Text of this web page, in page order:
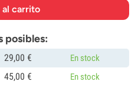
posibles:
29,00 € En stock
45,00 € En stock